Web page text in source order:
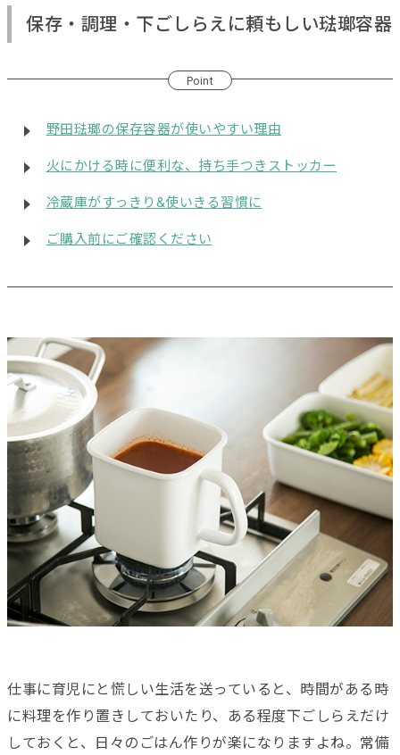
保存・調理・下ごしらえに頼もしい琺瑯容器
Point
野田琺瑯の保存容器が使いやすい理由
火にかける時に便利な、持ち手つきストッカー
冷蔵庫がすっきり&使いきる習慣に
ご購入前にご確認ください
仕事に育児にと慌しい生活を送っていると、時間がある時
に料理を作り置きしておいたり、ある程度下ごしらえだけ
しておくと、日々のごはん作りが楽になりますよね。常備